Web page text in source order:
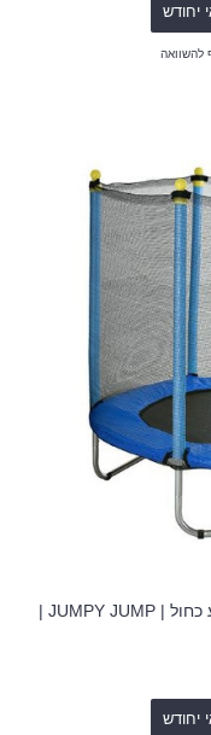
יחודש
להשוואה
טרמפולינה +סולם 8 פיט | 244 ס"מ בצבע כחול | JUMPY JUMP |
יחודש